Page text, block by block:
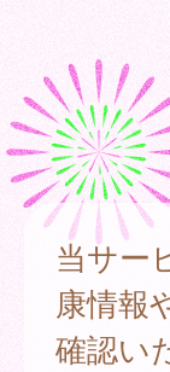
当サー
康情報
確認い